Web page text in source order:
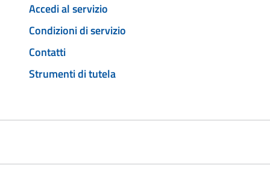
Accedi al servizio
Condizioni di servizio
Contatti
Strumenti di tutela